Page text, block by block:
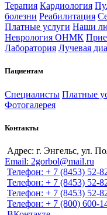
Терапия Кардиология
болезни Реабилитация
Платные услуги Наши
Неврология ОНМК
Лаборатория Лучевая
Пациентам
Специалисты Платные
Фотогалерея
Контакты
Адрес: г. Энгельс, ул.
Email: 2gorbol@mail.ru
Телефон: + 7 (8453) 52-
Телефон: + 7 (8453) 52-
Телефон: + 7 (8453) 52-
Телефон: + 7 (800) 600-